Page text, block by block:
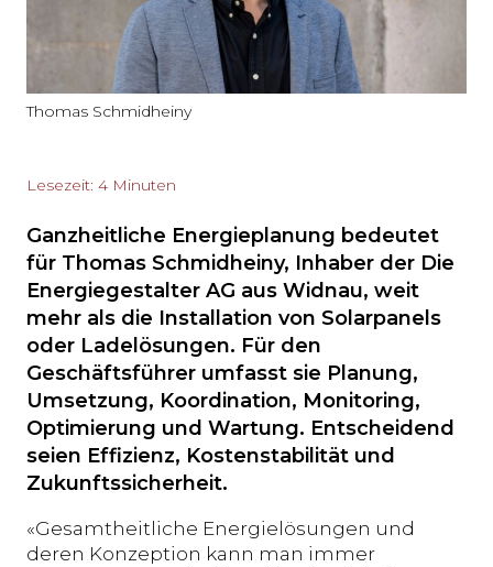
Thomas Schmidheiny
Lesezeit: 4 Minuten
Ganzheitliche Energieplanung bedeutet
für Thomas Schmidheiny, Inhaber der Die
Energiegestalter AG aus Widnau, weit
mehr als die Installation von Solarpanels
oder Ladelösungen. Für den
Geschäftsführer umfasst sie Planung,
Umsetzung, Koordination, Monitoring,
Optimierung und Wartung. Entscheidend
seien Effizienz, Kostenstabilität und
Zukunftssicherheit.
«Gesamtheitliche Energielösungen und
deren Konzeption kann man immer